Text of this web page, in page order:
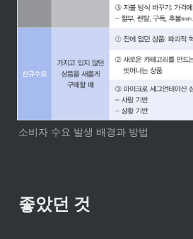
소비자 수요 발생 배경과 방법
좋았던 것